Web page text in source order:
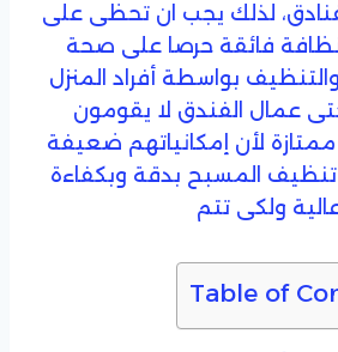
لذلك يجب ان تحظى على
فائقة حرصا على صحة
والتنظيف بواسطة أفراد المنزل
حتى عمال الفندق لا يقومون
لأن إمكانياتهم ضعيفة
المسبح بدقة وبكفاءة
ولكى تتم
Table of